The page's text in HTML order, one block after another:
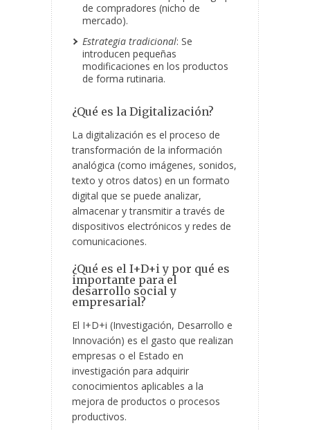
de compradores (nicho de
mercado).
Estrategia tradicional: Se
introducen pequeñas
modificaciones en los productos
de forma rutinaria.
¿Qué es la Digitalización?
La digitalización es el proceso de
transformación de la información
analógica (como imágenes, sonidos,
texto y otros datos) en un formato
digital que se puede analizar,
almacenar y transmitir a través de
dispositivos electrónicos y redes de
comunicaciones.
¿Qué es el I+D+i y por qué es
importante para el
desarrollo social y
empresarial?
El I+D+i (Investigación, Desarrollo e
Innovación) es el gasto que realizan
empresas o el Estado en
investigación para adquirir
conocimientos aplicables a la
mejora de productos o procesos
productivos.